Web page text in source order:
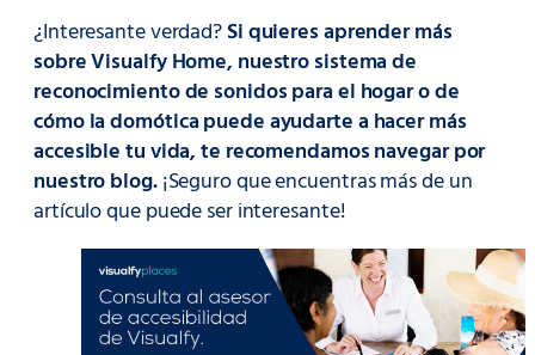
¿Interesante verdad?Si quieres aprender más
sobre Visualfy Home, nuestro sistema de
reconocimiento de sonidos para el hogar o de
cómo la domótica puede ayudarte a hacer más
accesible tu vida, te recomendamos navegar por
nuestro blog.¡Seguro que encuentras más de un
artículo que puede ser interesante!